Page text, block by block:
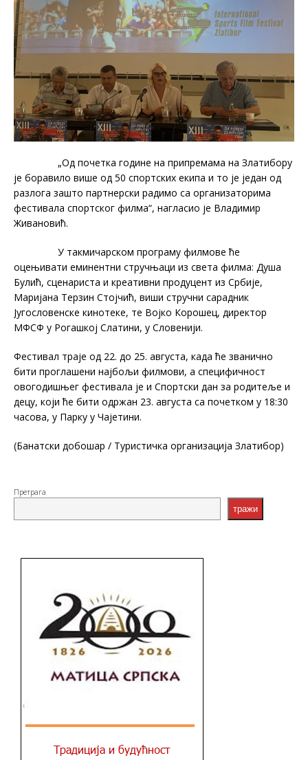
„Од почетка године на припремама на Златибору
је боравило више од 50 спортских екипа и то је један од
разлога зашто партнерски радимо са организаторима
фестивала спортског филма“, нагласио је Владимир
Живановић.
У такмичарском програму филмове ће
оцењивати еминентни стручњаци из света филма: Душа
Булић, сценариста и креативни продуцент из Србије,
Маријана Терзин Стојчић, виши стручни сарадник
Југословенске кинотеке, те Војко Корошец, директор
МФСФ у Рогашкој Слатини, у Словенији.
Фестивал траје од 22. до 25. августа, када ће званично
бити проглашени најбољи филмови, а специфичност
овогодишњег фестивала је и Спортски дан за родитеље и
децу, који ће бити одржан 23. августа са почетком у 18:30
часова, у Парку у Чајетини.
(Банатски добошар / Туристичка организација Златибор)
Претрага
тражи